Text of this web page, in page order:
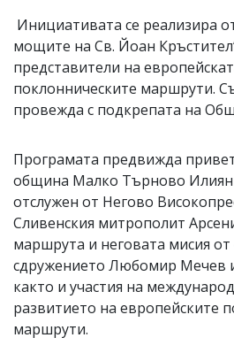
Инициативата се реализира
мощите на Св. Йоан
представители на
поклонническите маршрути.
провежда с подкрепата на
Програмата предвижда
община Малко Търново Илиян
отслужен от Негово
Сливенския митрополит
маршрута и неговата мисия
сдружението Любомир Мечев
както и участия на
развитието на европейските
маршрути.